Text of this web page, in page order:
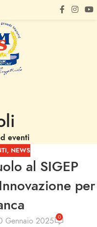
eventi
, NEWS
al SIGEP
per
Gennaio 2025 0